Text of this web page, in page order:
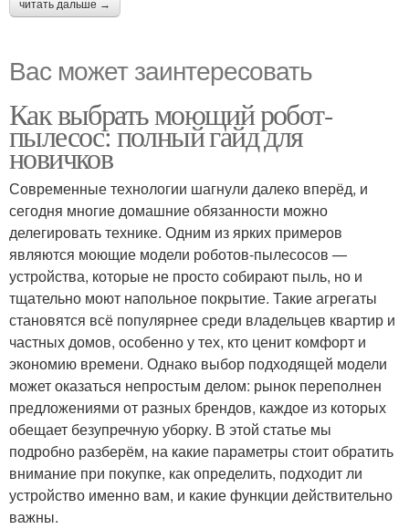
читать дальше →
Вас может заинтересовать
Как выбрать моющий робот-
пылесос: полный гайд для
новичков
Современные технологии шагнули далеко вперёд, и
сегодня многие домашние обязанности можно
делегировать технике. Одним из ярких примеров
являются моющие модели роботов-пылесосов —
устройства, которые не просто собирают пыль, но и
тщательно моют напольное покрытие. Такие агрегаты
становятся всё популярнее среди владельцев квартир и
частных домов, особенно у тех, кто ценит комфорт и
экономию времени. Однако выбор подходящей модели
может оказаться непростым делом: рынок переполнен
предложениями от разных брендов, каждое из которых
обещает безупречную уборку. В этой статье мы
подробно разберём, на какие параметры стоит обратить
внимание при покупке, как определить, подходит ли
устройство именно вам, и какие функции действительно
важны.